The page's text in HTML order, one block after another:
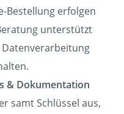
Bestellung erfolgen
unterstützt
& Dokumentation
samt Schlüssel aus,